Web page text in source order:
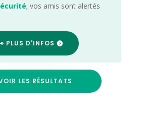
; vos amis sont alertés
PLUS D'INFOS
LES RÉSULTATS